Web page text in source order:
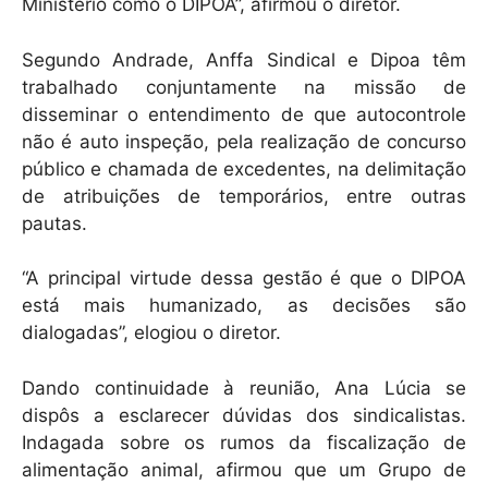
Ministério como o DIPOA”, afirmou o diretor.
Segundo Andrade, Anffa Sindical e Dipoa têm
trabalhado conjuntamente na missão de
disseminar o entendimento de que autocontrole
não é auto inspeção, pela realização de concurso
público e chamada de excedentes, na delimitação
de atribuições de temporários, entre outras
pautas.
“A principal virtude dessa gestão é que o DIPOA
está mais humanizado, as decisões são
dialogadas”, elogiou o diretor.
Dando continuidade à reunião, Ana Lúcia se
dispôs a esclarecer dúvidas dos sindicalistas.
Indagada sobre os rumos da fiscalização de
alimentação animal, afirmou que um Grupo de